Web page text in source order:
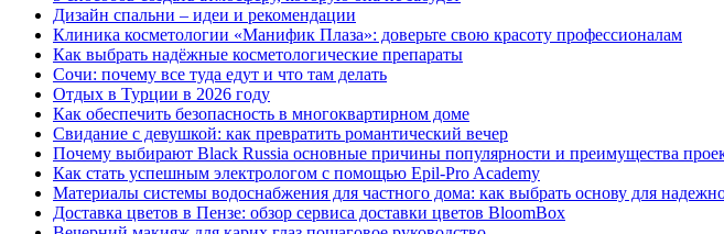
Дизайн спальни – идеи и рекомендации
Клиника косметологии «Манифик Плаза»: доверьте свою красоту профессионалам
Как выбрать надёжные косметологические препараты
Сочи: почему все туда едут и что там делать
Отдых в Турции в 2026 году
Как обеспечить безопасность в многоквартирном доме
Свидание с девушкой: как превратить романтический вечер
Почему выбирают Black Russia основные причины популярности и преимущества
Как стать успешным электрологом с помощью Epil-Pro Academy
Материалы системы водоснабжения для частного дома: как выбрать основу для
Доставка цветов в Пензе: обзор сервиса доставки цветов BloomBox